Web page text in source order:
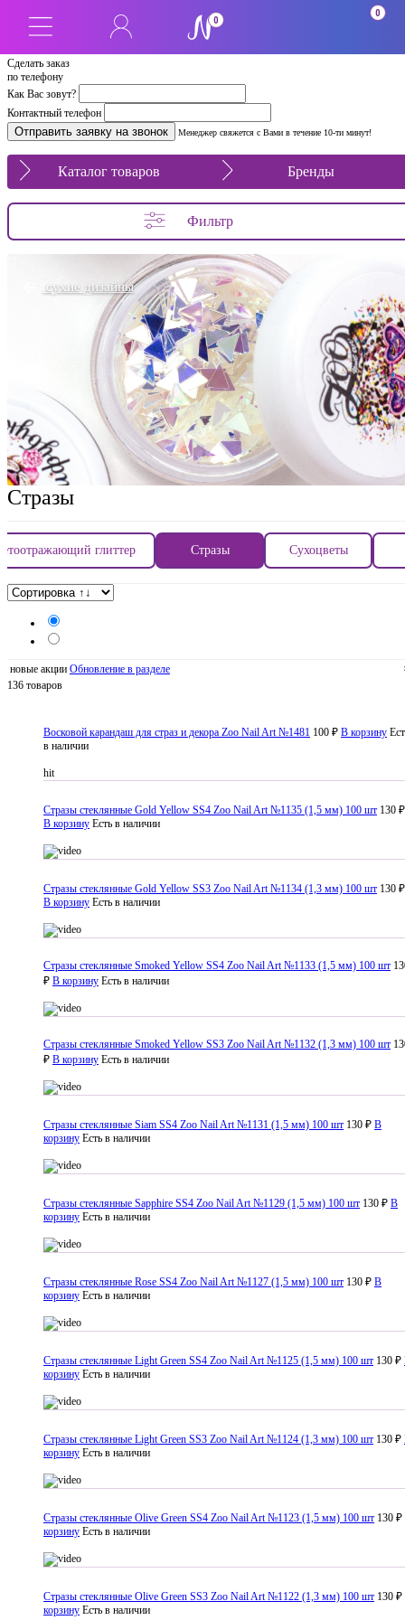
Сделать заказ
по телефону
Как Вас зовут?
Контактный телефон
Менеджер свяжется с Вами в течение 10-ти минут!
0
0
Каталог товаров Бренды
Фильтр
сухие дизайны
Стразы
глиттер Стразы Сухоцветы
новые акции Обновление в разделе
136 товаров
Восковой карандаш для страз и декора Zoo Nail Art №1481 100 ₽ В корзину
в наличии
hit
Стразы стеклянные Gold Yellow SS4 Zoo Nail Art №1135 (1,5 мм) 100 шт 130 ₽
В корзину Есть в наличии
Стразы стеклянные Gold Yellow SS3 Zoo Nail Art №1134 (1,3 мм) 100 шт 130 ₽
В корзину Есть в наличии
Стразы стеклянные Smoked Yellow SS4 Zoo Nail Art №1133 (1,5 мм) 100 шт
₽ В корзину Есть в наличии
Стразы стеклянные Smoked Yellow SS3 Zoo Nail Art №1132 (1,3 мм) 100 шт
₽ В корзину Есть в наличии
Стразы стеклянные Siam SS4 Zoo Nail Art №1131 (1,5 мм) 100 шт 130 ₽ В
корзину Есть в наличии
Стразы стеклянные Sapphire SS4 Zoo Nail Art №1129 (1,5 мм) 100 шт 130 ₽ В
корзину Есть в наличии
Стразы стеклянные Rose SS4 Zoo Nail Art №1127 (1,5 мм) 100 шт 130 ₽ В
корзину Есть в наличии
Стразы стеклянные Light Green SS4 Zoo Nail Art №1125 (1,5 мм) 100 шт 130 ₽
корзину Есть в наличии
Стразы стеклянные Light Green SS3 Zoo Nail Art №1124 (1,3 мм) 100 шт 130 ₽
корзину Есть в наличии
Стразы стеклянные Olive Green SS4 Zoo Nail Art №1123 (1,5 мм) 100 шт 130 ₽
корзину Есть в наличии
Стразы стеклянные Olive Green SS3 Zoo Nail Art №1122 (1,3 мм) 100 шт 130 ₽
корзину Есть в наличии